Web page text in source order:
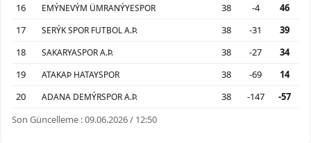
16
EMÝNEVÝM ÜMRANÝYESPOR 38 -4
46
17
SERÝK SPOR FUTBOL A.Þ. 38 -31
39
18
SAKARYASPOR A.Þ. 38 -27
34
19
ATAKAÞ HATAYSPOR 38 -69
14
20
ADANA DEMÝRSPOR A.Þ. 38 -147
-57
Son Güncelleme : 09.06.2026 / 12:50